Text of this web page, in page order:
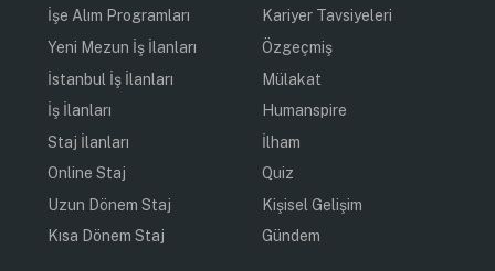
İşe Alım Programları
Yeni Mezun İş İlanları
İstanbul İş İlanları
İş İlanları
Staj İlanları
Online Staj
Uzun Dönem Staj
Kısa Dönem Staj
Kariyer Tavsiyeleri
Özgeçmiş
Mülakat
Humanspire
İlham
Quiz
Kişisel Gelişim
Gündem